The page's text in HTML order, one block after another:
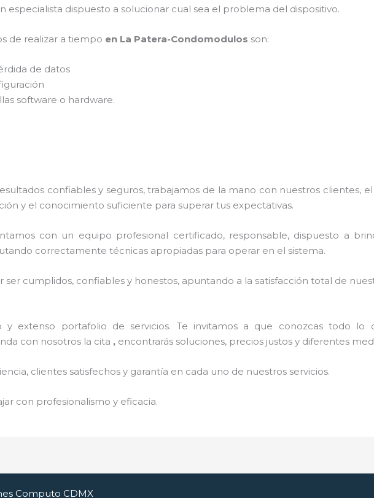
especialista dispuesto a solucionar cual sea el problema del dispositivo.
de realizar a tiempo en La Patera-Condomodulos son:
de datos
software o hardware.
confiables y seguros, trabajamos de la mano con nuestros clientes,
y el conocimiento suficiente para superar tus expectativas.
con un equipo profesional certificado, responsable, dispuesto a
correctamente técnicas apropiadas para operar en el sistema.
ser cumplidos, confiables y honestos, apuntando a la satisfacción total de
y extenso portafolio de servicios. Te invitamos a que conozcas todo lo
con nosotros la cita , encontrarás soluciones, precios justos y diferentes
clientes satisfechos y garantía en cada uno de nuestros servicios.
con profesionalismo y eficacia.
Computo CDMX